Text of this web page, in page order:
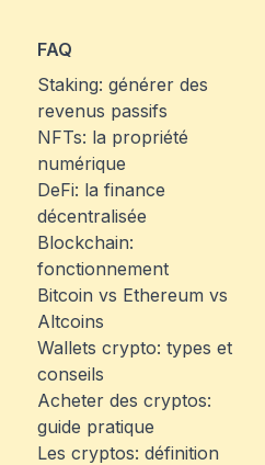
FAQ
Staking: générer des
revenus passifs
NFTs: la propriété
numérique
DeFi: la finance
décentralisée
Blockchain:
fonctionnement
Bitcoin vs Ethereum vs
Altcoins
Wallets crypto: types et
conseils
Acheter des cryptos:
guide pratique
Les cryptos: définition